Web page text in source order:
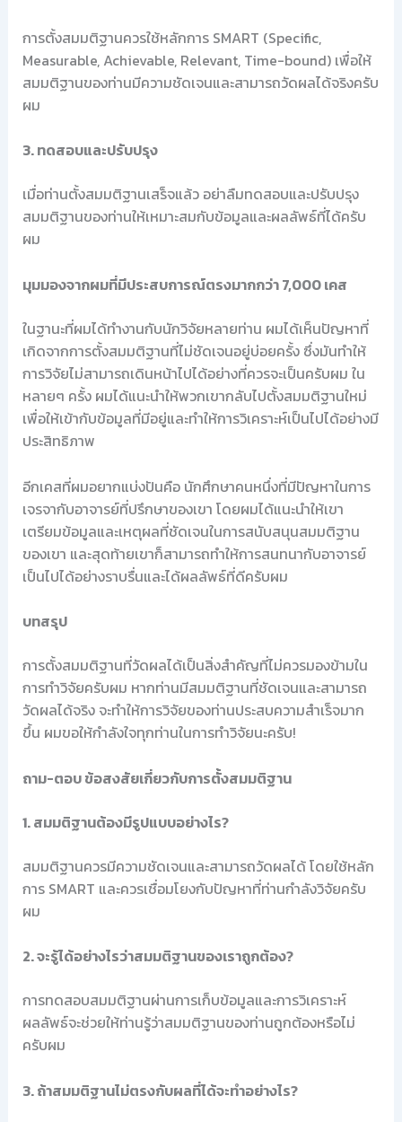
การตั้งสมมติฐานควรใช้หลักการ SMART (Specific,
Measurable, Achievable, Relevant, Time-bound) เพื่อให้
สมมติฐานของท่านมีความชัดเจนและสามารถวัดผลได้จริงครับ
ผม
3. ทดสอบและปรับปรุง
เมื่อท่านตั้งสมมติฐานเสร็จแล้ว อย่าลืมทดสอบและปรับปรุง
สมมติฐานของท่านให้เหมาะสมกับข้อมูลและผลลัพธ์ที่ได้ครับ
ผม
มุมมองจากผมที่มีประสบการณ์ตรงมากกว่า 7,000 เคส
ในฐานะที่ผมได้ทำงานกับนักวิจัยหลายท่าน ผมได้เห็นปัญหาที่
เกิดจากการตั้งสมมติฐานที่ไม่ชัดเจนอยู่บ่อยครั้ง ซึ่งมันทำให้
การวิจัยไม่สามารถเดินหน้าไปได้อย่างที่ควรจะเป็นครับผม ใน
หลายๆ ครั้ง ผมได้แนะนำให้พวกเขากลับไปตั้งสมมติฐานใหม่
เพื่อให้เข้ากับข้อมูลที่มีอยู่และทำให้การวิเคราะห์เป็นไปได้อย่างมี
ประสิทธิภาพ
อีกเคสที่ผมอยากแบ่งปันคือ นักศึกษาคนหนึ่งที่มีปัญหาในการ
เจรจากับอาจารย์ที่ปรึกษาของเขา โดยผมได้แนะนำให้เขา
เตรียมข้อมูลและเหตุผลที่ชัดเจนในการสนับสนุนสมมติฐาน
ของเขา และสุดท้ายเขาก็สามารถทำให้การสนทนากับอาจารย์
เป็นไปได้อย่างราบรื่นและได้ผลลัพธ์ที่ดีครับผม
บทสรุป
การตั้งสมมติฐานที่วัดผลได้เป็นสิ่งสำคัญที่ไม่ควรมองข้ามใน
การทำวิจัยครับผม หากท่านมีสมมติฐานที่ชัดเจนและสามารถ
วัดผลได้จริง จะทำให้การวิจัยของท่านประสบความสำเร็จมาก
ขึ้น ผมขอให้กำลังใจทุกท่านในการทำวิจัยนะครับ!
ถาม-ตอบ ข้อสงสัยเกี่ยวกับการตั้งสมมติฐาน
1. สมมติฐานต้องมีรูปแบบอย่างไร?
สมมติฐานควรมีความชัดเจนและสามารถวัดผลได้ โดยใช้หลัก
การ SMART และควรเชื่อมโยงกับปัญหาที่ท่านกำลังวิจัยครับ
ผม
2. จะรู้ได้อย่างไรว่าสมมติฐานของเราถูกต้อง?
การทดสอบสมมติฐานผ่านการเก็บข้อมูลและการวิเคราะห์
ผลลัพธ์จะช่วยให้ท่านรู้ว่าสมมติฐานของท่านถูกต้องหรือไม่
ครับผม
3. ถ้าสมมติฐานไม่ตรงกับผลที่ได้จะทำอย่างไร?